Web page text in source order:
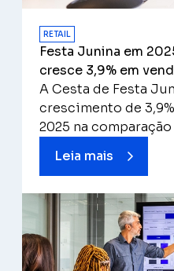
RETAIL
Festa Junina em
cresce 3,9% em
A Cesta de Festa
crescimento de
2025 na
Leia mais